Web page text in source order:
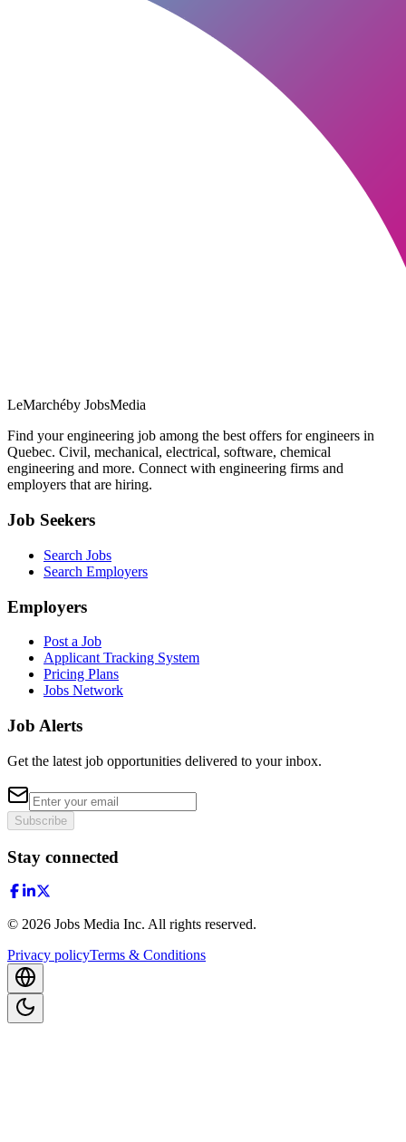
LeMarchéby JobsMedia
Find your engineering job among the best offers for engineers in
Quebec. Civil, mechanical, electrical, software, chemical
engineering and more. Connect with engineering firms and
employers that are hiring.
Job Seekers
Search Jobs
Search Employers
Employers
Post a Job
Applicant Tracking System
Pricing Plans
Jobs Network
Job Alerts
Get the latest job opportunities delivered to your inbox.
Subscribe
Stay connected
© 2026 Jobs Media Inc. All rights reserved.
Privacy policyTerms & Conditions